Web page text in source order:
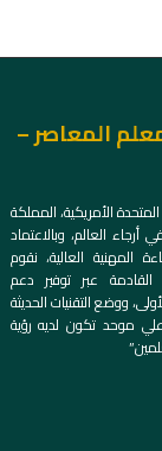
المعاصر –
الأمريكية، المملكة
أرجاء العالم، وبالاعتماد
العالية، نقوم
القادمة عبر توفير دعم
ووضع التقنيات الحديثة
موحد تكون لديه رؤية